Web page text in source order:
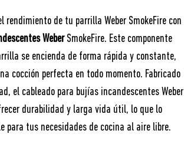
rendimiento de tu parrilla Weber SmokeFire con
WeberSmokeFire. Este componente
se encienda de forma rápida y constante,
cocción perfecta en todo momento. Fabricado
el cableado para bujías incandescentes Weber
durabilidad y larga vida útil, lo que lo
para tus necesidades de cocina al aire libre.